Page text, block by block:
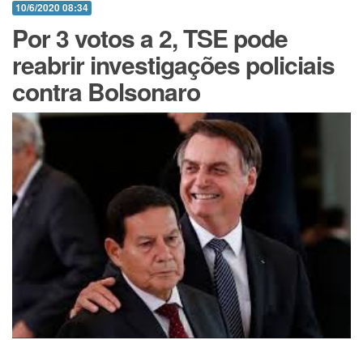
10/6/2020 08:34
Por 3 votos a 2, TSE pode
reabrir investigações policiais
contra Bolsonaro